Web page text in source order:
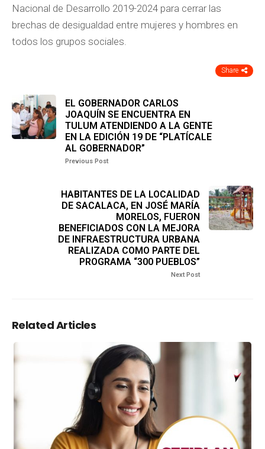
Nacional de Desarrollo 2019-2024 para cerrar las
brechas de desigualdad entre mujeres y hombres en
todos los grupos sociales.
Share
EL GOBERNADOR CARLOS
JOAQUÍN SE ENCUENTRA EN
TULUM ATENDIENDO A LA GENTE
EN LA EDICIÓN 19 DE “PLATÍCALE
AL GOBERNADOR”
Previous Post
HABITANTES DE LA LOCALIDAD
DE SACALACA, EN JOSÉ MARÍA
MORELOS, FUERON
BENEFICIADOS CON LA MEJORA
DE INFRAESTRUCTURA URBANA
REALIZADA COMO PARTE DEL
PROGRAMA “300 PUEBLOS”
Next Post
Related Articles